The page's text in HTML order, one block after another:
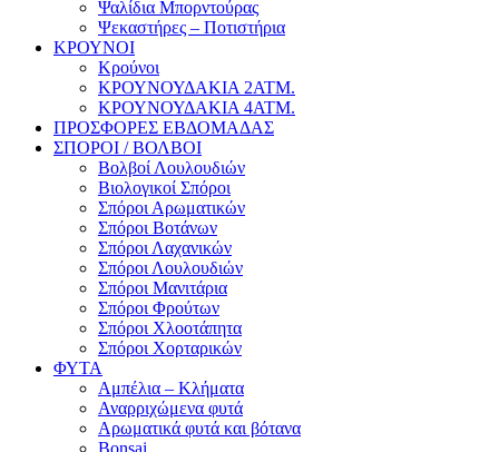
Ψαλίδια Μπορντούρας
Ψεκαστήρες – Ποτιστήρια
ΚΡΟΥΝΟΙ
Κρούνοι
ΚΡΟΥΝΟΥΔΑΚΙΑ 2ΑΤΜ.
ΚΡΟΥΝΟΥΔΑΚΙΑ 4ΑΤΜ.
ΠΡΟΣΦΟΡΕΣ ΕΒΔΟΜΑΔΑΣ
ΣΠΟΡΟΙ / ΒΟΛΒΟΙ
Βολβοί Λουλουδιών
Βιολογικοί Σπόροι
Σπόροι Αρωματικών
Σπόροι Βοτάνων
Σπόροι Λαχανικών
Σπόροι Λουλουδιών
Σπόροι Μανιτάρια
Σπόροι Φρούτων
Σπόροι Χλοοτάπητα
Σπόροι Χορταρικών
ΦΥΤΑ
Αμπέλια – Κλήματα
Αναρριχώμενα φυτά
Αρωματικά φυτά και βότανα